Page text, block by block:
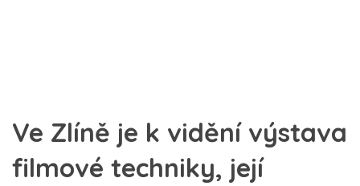
Ve Zlíně je k vidění výstava
filmové techniky, její